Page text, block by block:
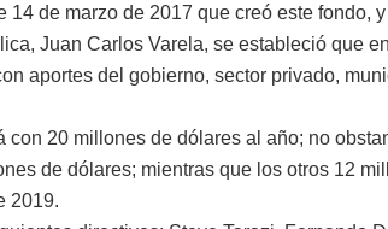
de marzo de 2017 que creó este fondo,
Juan Carlos Varela, se estableció que
aportes del gobierno, sector privado,
20 millones de dólares al año; no
de dólares; mientras que los otros 12
2019.